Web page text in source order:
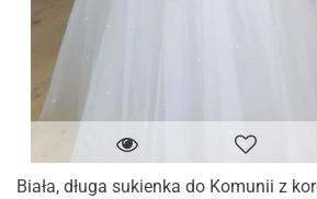
Biała, długa sukienka do Komunii z